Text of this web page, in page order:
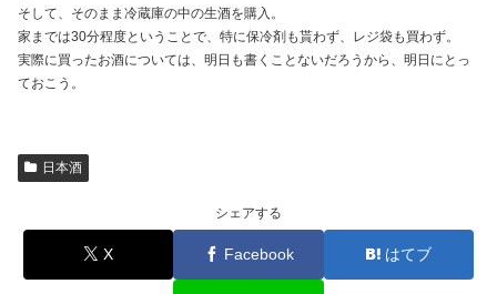
そして、そのまま冷蔵庫の中の生酒を購入。
家までは30分程度ということで、特に保冷剤も貰わず、レジ袋も買わず。
実際に買ったお酒については、明日も書くことないだろうから、明日にとっ
ておこう。
日本酒
シェアする
X Facebook はてブ